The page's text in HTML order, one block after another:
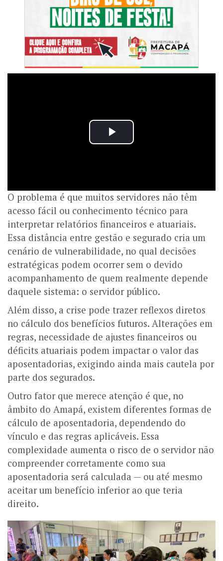
O problema é que muitos servidores não têm
acesso fácil ou conhecimento técnico para
interpretar relatórios financeiros e atuariais.
Essa distância entre gestão e segurado cria um
cenário de vulnerabilidade, no qual decisões
estratégicas podem ocorrer sem o devido
acompanhamento de quem realmente depende
daquele sistema: o servidor público.
Além disso, a crise pode trazer reflexos diretos
no cálculo dos benefícios futuros. Alterações em
regras, necessidade de ajustes financeiros ou
déficits atuariais podem impactar o valor das
aposentadorias, exigindo ainda mais cautela por
parte dos segurados.
Outro fator que merece atenção é que, no
âmbito do Amapá, existem diferentes formas de
cálculo de aposentadoria, dependendo do
vínculo e das regras aplicáveis. Essa
complexidade aumenta o risco de o servidor não
compreender corretamente como sua
aposentadoria será calculada — ou até mesmo
aceitar um benefício inferior ao que teria
direito.